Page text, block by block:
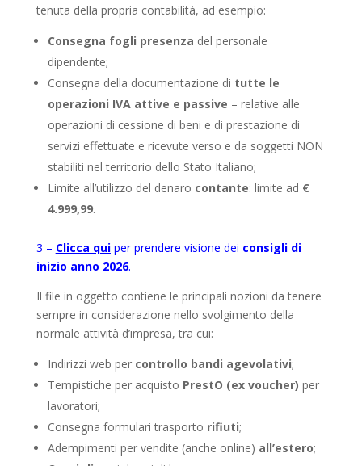
tenuta della propria contabilità, ad esempio:
Consegna fogli presenza del personale
dipendente;
Consegna della documentazione di tutte le
operazioni IVA attive e passive – relative alle
operazioni di cessione di beni e di prestazione di
servizi effettuate e ricevute verso e da soggetti NON
stabiliti nel territorio dello Stato Italiano;
Limite all’utilizzo del denaro contante: limite ad €
4.999,99.
3 – Clicca quiper prendere visione dei consigli di
inizio anno 2026.
Il file in oggetto contiene le principali nozioni da tenere
sempre in considerazione nello svolgimento della
normale attività d’impresa, tra cui:
Indirizzi web per controllo bandi agevolativi;
Tempistiche per acquisto PrestO (ex voucher) per
lavoratori;
Consegna formulari trasporto rifiuti;
Adempimenti per vendite (anche online) all’estero;